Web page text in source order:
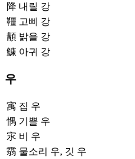
降 내릴 강
韁 고삐 강
顜 밝을 강
鱇 아귀 강
우
㝢 집 우
㥥 기쁠 우
㲾 비 우
䨒 물소리 우, 깃 우